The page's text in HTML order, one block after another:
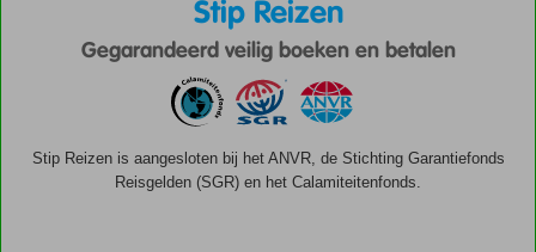
Stip Reizen
Gegarandeerd veilig boeken en betalen
Stip Reizen is aangesloten bij het ANVR, de Stichting Garantiefonds
Reisgelden (SGR) en het Calamiteitenfonds.